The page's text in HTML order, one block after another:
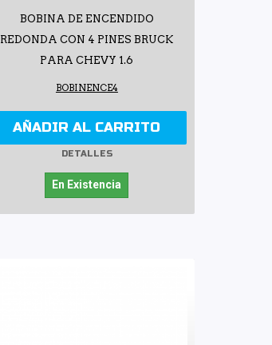
BOBINA DE ENCENDIDO
REDONDA CON 4 PINES BRUCK
PARA CHEVY 1.6
BOBINENCE4
AÑADIR AL CARRITO
DETALLES
En Existencia